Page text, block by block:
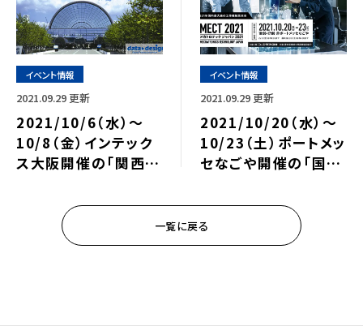
イベント情報
2021.09.29 更新
2021/10/6（水）～
10/8（金）インテック
ス大阪開催の「関西も
世代3Dプリンタ展」に
出展します！⇒終了し
イベント情報
2021.09.29 更新
2021/10/20（水）～
10/23（土）ポートメッ
セなごや開催の「国内
本市｜メカトロテック
ジャパン2021」に出
展します！⇒終了しま
一覧に戻る